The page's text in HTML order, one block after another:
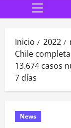
Menú
Inicio 2022
Chile
13.674 casos
7 días
News